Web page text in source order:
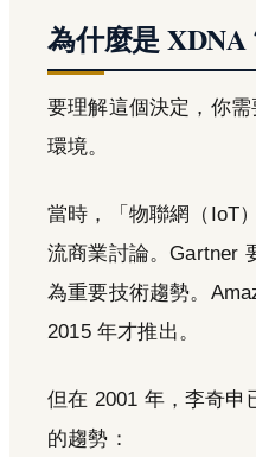
為什麼是 XDNA
要理解這個決定，你
環境。
當時，「物聯網（IoT
流商業討論。Gartner
為重要技術趨勢。
2015 年才推出。
但在 2001 年，李奇申
的趨勢：